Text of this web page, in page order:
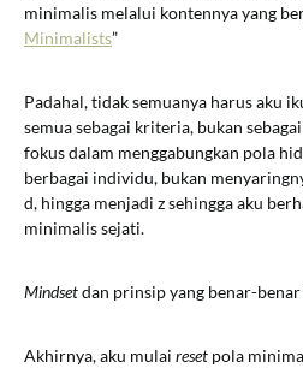
minimalis melalui kontennya yang
Minimalists”
Padahal, tidak semuanya harus aku
semua sebagai kriteria, bukan
fokus dalam menggabungkan pola
berbagai individu, bukan
d, hingga menjadi z sehingga aku
minimalis sejati.
Mindsetdan prinsip yang benar-
Akhirnya, aku mulai reset pola